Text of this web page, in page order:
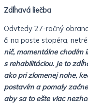
Zdĺhavá liečba
Odvtedy 27-ročný
či na poste stopéra,
nič, momentálne chodím
s rehabilitáciou. Je to
ako pri zlomenej nohe,
postavím a pomaly
aby sa to ešte viac